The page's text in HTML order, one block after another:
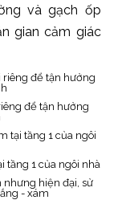
và gạch ốp
gian cảm giác
để tận hưởng
tầng 1 của ngôi nhà